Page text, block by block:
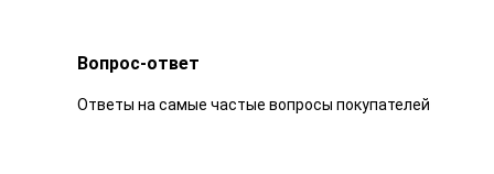
Вопрос-ответ
Ответы на самые частые вопросы покупателей